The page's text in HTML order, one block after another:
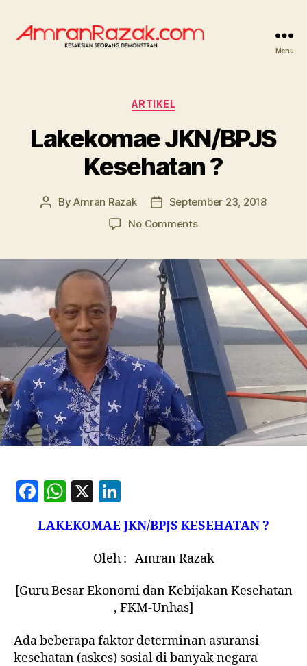
Menu
Categories
ARTIKEL
Lakekomae JKN/BPJS
Kesehatan ?
PostByAmran Razak
PostSeptember 23, 2018
No Commentson
Kesehatan
F
a
c
b
o
k
W
h
at
p
X
n
k
e
dI
n
LAKEKOMAE JKN/BPJS KESEHATAN ?
Oleh : Amran Razak
[Guru Besar Ekonomi dan Kebijakan Kesehatan
, FKM-Unhas]
Ada beberapa faktor determinan asuransi
kesehatan (askes) sosial di banyak negara